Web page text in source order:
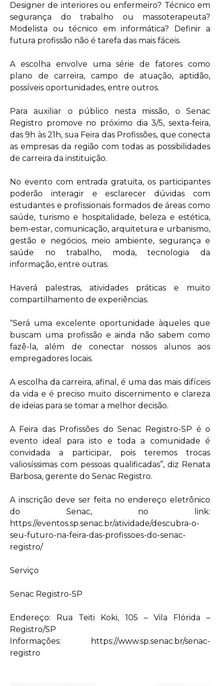
Designer de interiores ou enfermeiro? Técnico em
segurança do trabalho ou massoterapeuta?
Modelista ou técnico em informática? Definir a
futura profissão não é tarefa das mais fáceis.
A escolha envolve uma série de fatores como
plano de carreira, campo de atuação, aptidão,
possíveis oportunidades, entre outros.
Para auxiliar o público nesta missão, o Senac
Registro promove no próximo dia 3/5, sexta-feira,
das 9h às 21h, sua Feira das Profissões, que conecta
as empresas da região com todas as possibilidades
de carreira da instituição.
No evento com entrada gratuita, os participantes
poderão interagir e esclarecer dúvidas com
estudantes e profissionais formados de áreas como
saúde, turismo e hospitalidade, beleza e estética,
bem-estar, comunicação, arquitetura e urbanismo,
gestão e negócios, meio ambiente, segurança e
saúde no trabalho, moda, tecnologia da
informação, entre outras.
Haverá palestras, atividades práticas e muito
compartilhamento de experiências.
“Será uma excelente oportunidade àqueles que
buscam uma profissão e ainda não sabem como
fazê-la, além de conectar nossos alunos aos
empregadores locais.
A escolha da carreira, afinal, é uma das mais difíceis
da vida e é preciso muito discernimento e clareza
de ideias para se tomar a melhor decisão.
A Feira das Profissões do Senac Registro-SP é o
evento ideal para isto e toda a comunidade é
convidada a participar, pois teremos trocas
valiosíssimas com pessoas qualificadas”, diz Renata
Barbosa, gerente do Senac Registro.
A inscrição deve ser feita no endereço eletrônico
do Senac, no link:
https://eventos.sp.senac.br/atividade/descubra-o-
seu-futuro-na-feira-das-profissoes-do-senac-
registro/
Serviço
Senac Registro-SP
Endereço: Rua Teiti Koki, 105 – Vila Flórida –
Registro/SP
Informações: https://www.sp.senac.br/senac-
registro